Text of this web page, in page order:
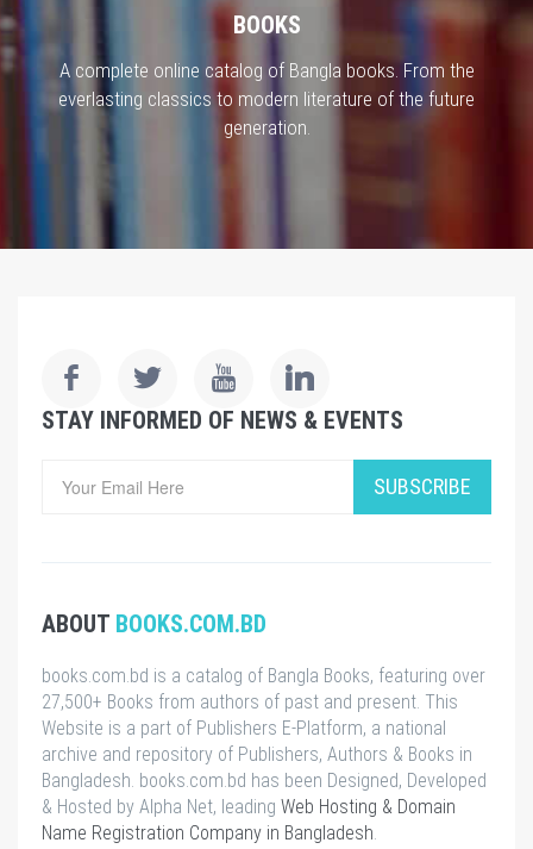
BOOKS
A complete online catalog of Bangla books. From the
everlasting classics to modern literature of the future
generation.
STAY INFORMED OF NEWS & EVENTS
SUBSCRIBE
ABOUT BOOKS.COM.BD
books.com.bd is a catalog of Bangla Books, featuring over
27,500+ Books from authors of past and present. This
Website is a part of Publishers E-Platform, a national
archive and repository of Publishers, Authors & Books in
Bangladesh. books.com.bd has been Designed, Developed
& Hosted by Alpha Net, leading Web Hosting & Domain
Name Registration Company in Bangladesh.